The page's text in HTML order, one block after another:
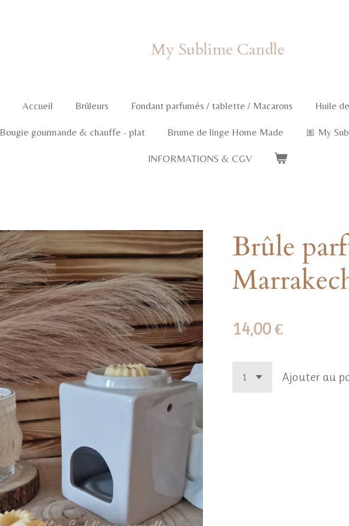
My Sublime Candle
Accueil Brûleurs Fondant parfumés / tablette / Macarons Huile
Bougie gourmande & chauffe - plat Brume de linge Home Made 🎀 My
INFORMATIONS & CGV
Brûle
14,00 €
Ajouter au